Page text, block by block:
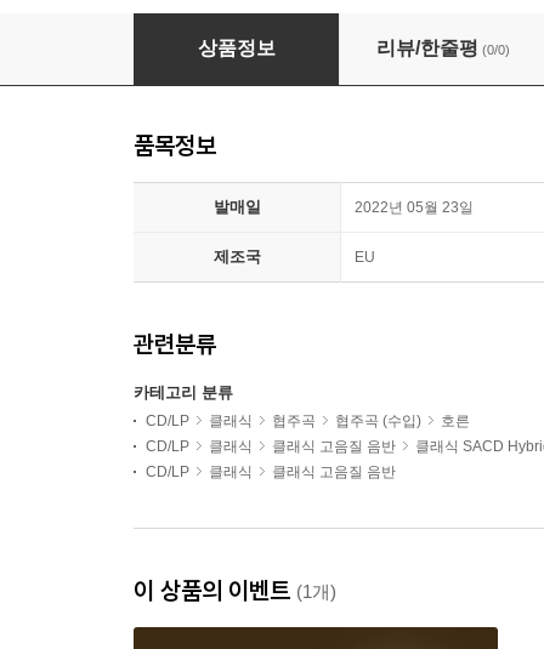
Frederick Franssen 그라운 / 푀르스터 / 크반
상품정보 리뷰/한줄평 (0/0)
품목정보
발매일 2022년 05월 23일
제조국 EU
관련분류
카테고리 분류
CD/LP 클래식 협주곡 협주곡 (수입)
호른
CD/LP
클래식 클래식 고음질 음반
클래식 SACD
CD/LP
클래식 클래식 고음질 음반
이 상품의 이벤트 (1개)